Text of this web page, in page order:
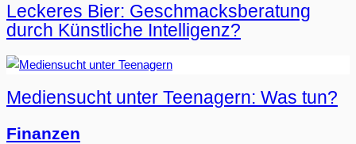
Leckeres Bier: Geschmacksberatung
durch Künstliche Intelligenz?
Mediensucht unter Teenagern: Was tun?
Finanzen